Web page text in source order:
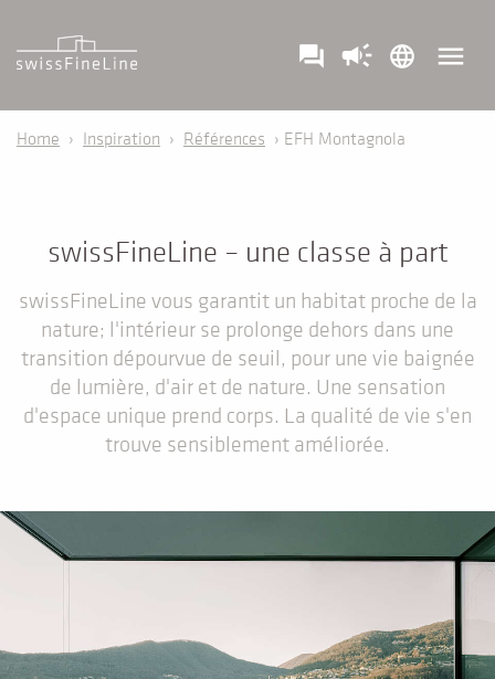
question_answer campaign language menu
Home › Inspiration › Références › EFH Montagnola
swissFineLine – une classe à part
swissFineLine vous garantit un habitat proche de la
nature; l'intérieur se prolonge dehors dans une
transition dépourvue de seuil, pour une vie baignée
de lumière, d'air et de nature. Une sensation
d'espace unique prend corps. La qualité de vie s'en
trouve sensiblement améliorée.